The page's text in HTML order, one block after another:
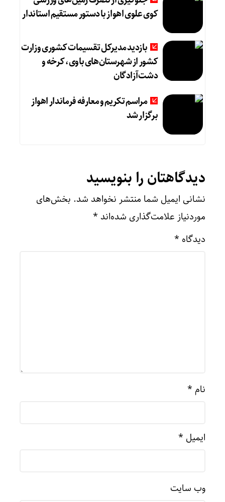
کوی علوی اهواز با دستور مستقیم استاندار
بازدید مدیرکل تقسیمات کشوری وزارت
کشور از شهرستان‌های باوی، کرخه و
دشت‌آزادگان
مراسم تکریم و معارفه فرماندار اهواز
برگزار شد
دیدگاهتان را بنویسید
نشانی ایمیل شما منتشر نخواهد شد. بخش‌های
موردنیاز علامت‌گذاری شده‌اند *
دیدگاه *
نام *
ایمیل *
وب‌ سایت